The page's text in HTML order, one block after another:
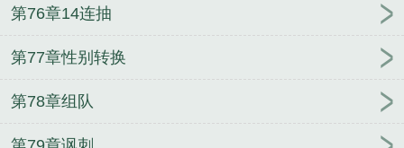
第76章14连抽
第77章性别转换
第78章组队